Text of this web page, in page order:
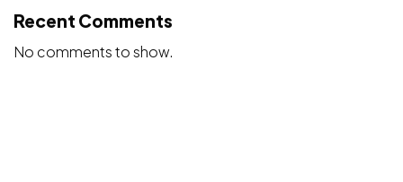
Recent Comments
No comments to show.